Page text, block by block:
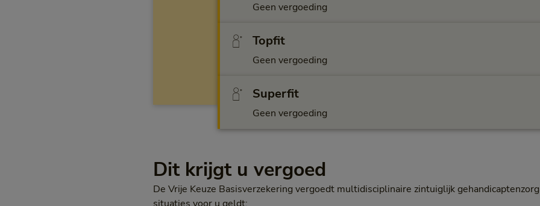
Geen vergoeding
Topfit
Geen vergoeding
Superfit
Geen vergoeding
Dit krijgt u vergoed
De Vrije Keuze Basisverzekering vergoedt multidisciplinaire zintuiglijk